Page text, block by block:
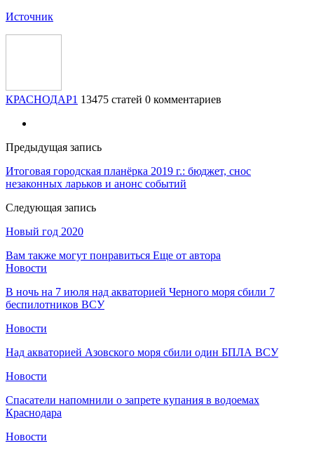
Источник
КРАСНОДАР1 13475 статей 0 комментариев
Предыдущая запись
Итоговая городская планёрка 2019 г.: бюджет, снос
незаконных ларьков и анонс событий
Следующая запись
Новый год 2020
Вам также могут понравиться Еще от автора
Новости
В ночь на 7 июля над акваторией Черного моря сбили 7
беспилотников ВСУ
Новости
Над акваторией Азовского моря сбили один БПЛА ВСУ
Новости
Спасатели напомнили о запрете купания в водоемах
Краснодара
Новости